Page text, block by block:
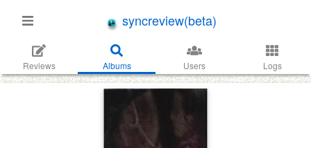
syncreview(beta)
Reviews Albums Users Logs